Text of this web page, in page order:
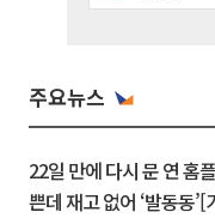
주요뉴스
22일 만에 다시 문 연 홈
쁜데 재고 없어 ‘발동동’[